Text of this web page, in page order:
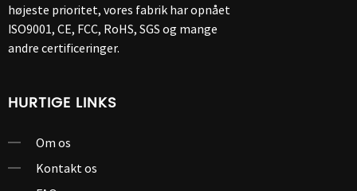
højeste prioritet, vores fabrik har opnået
ISO9001, CE, FCC, RoHS, SGS og mange
andre certificeringer.
HURTIGE LINKS
Om os
Kontakt os